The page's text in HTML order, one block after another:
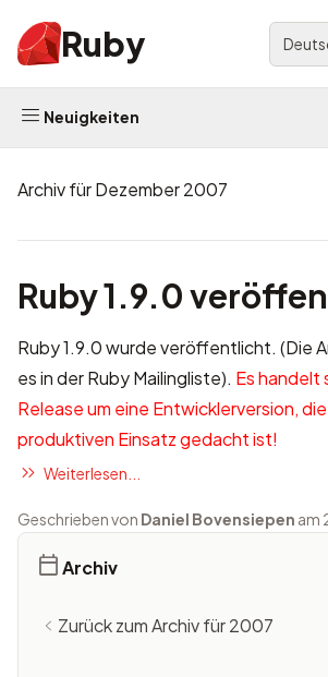
Ruby
Neuigkeiten
Archiv für Dezember 2007
Ruby 1.9.0
Ruby 1.9.0 wurde veröffentlicht. (Die
es in derRuby Mailingliste). Es handelt
Release um eine Entwicklerversion,
produktiven Einsatz gedacht ist!
Weiterlesen...
Geschrieben von Daniel Bovensiepen am
Archiv
Zurück zum Archiv für 2007